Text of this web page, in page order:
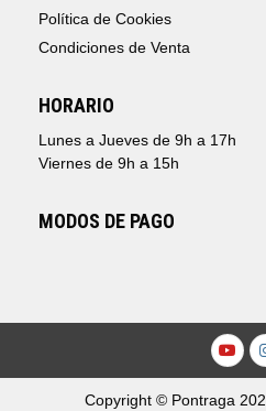
Política de Cookies
Condiciones de Venta
HORARIO
Lunes a Jueves de 9h a 17h
Viernes de 9h a 15h
MODOS DE PAGO
Copyright © Pontraga